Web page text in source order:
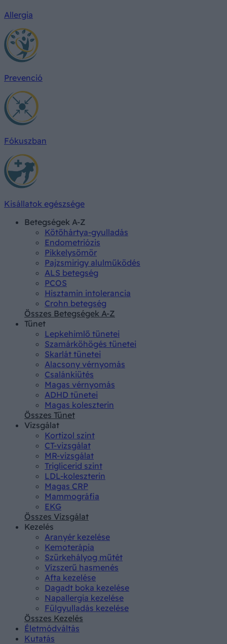
Allergia
Prevenció
Fókuszban
Kisállatok egészsége
Betegségek A-Z
Kötőhártya-gyulladás
Endometriózis
Pikkelysömör
Pajzsmirigy alulműködés
ALS betegség
PCOS
Hisztamin intolerancia
Crohn betegség
Összes Betegségek A-Z
Tünet
Lepkehimlő tünetei
Szamárköhögés tünetei
Skarlát tünetei
Alacsony vérnyomás
Csalánkiütés
Magas vérnyomás
ADHD tünetei
Magas koleszterin
Összes Tünet
Vizsgálat
Kortizol szint
CT-vizsgálat
MR-vizsgálat
Triglicerid szint
LDL-koleszterin
Magas CRP
Mammográfia
EKG
Összes Vizsgálat
Kezelés
Aranyér kezelése
Kemoterápia
Szürkehályog műtét
Vízszerű hasmenés
Afta kezelése
Dagadt boka kezelése
Napallergia kezelése
Fülgyulladás kezelése
Összes Kezelés
Életmódváltás
Kutatás